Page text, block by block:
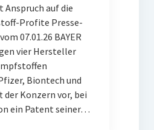
Anspruch auf die
Profite Presse-
07.01.26 BAYER
vier Hersteller
Biontech und
der Konzern vor, bei
ein Patent seiner…